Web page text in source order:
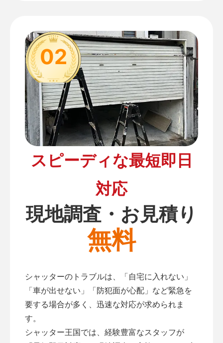
02
スピーディな最短即日
対応
現地調査・お見積り
無料
シャッターのトラブルは、「自宅に入れない」
「車が出せない」「防犯面が心配」など緊急を
要する場合が多く、迅速な対応が求められま
す。
シャッター王国では、経験豊富なスタッフが